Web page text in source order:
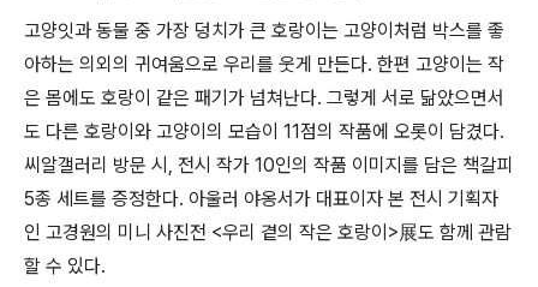
고양잇과 동물 중 가장 덩치가 큰 호랑이는 고양이처럼 박스를 좋
아하는 의외의 귀여움으로 우리를 웃게 만든다. 한편 고양이는 작
은 몸에도 호랑이 같은 패기가 넘쳐난다. 그렇게 서로 닮았으면서
도 다른 호랑이와 고양이의 모습이 11점의 작품에 오롯이 담겼다.
씨알갤러리 방문 시 , 전시 작가 10인의 작품 이미지를 담은 책갈피
5종 세트를 증정한다. 아울러 야옹서가 대표이자 본 전시 기획자
인 고경원의 미니 사진전 <우리 곁의 작은 호랑이 >展도 함께 관람
할 수 있다.